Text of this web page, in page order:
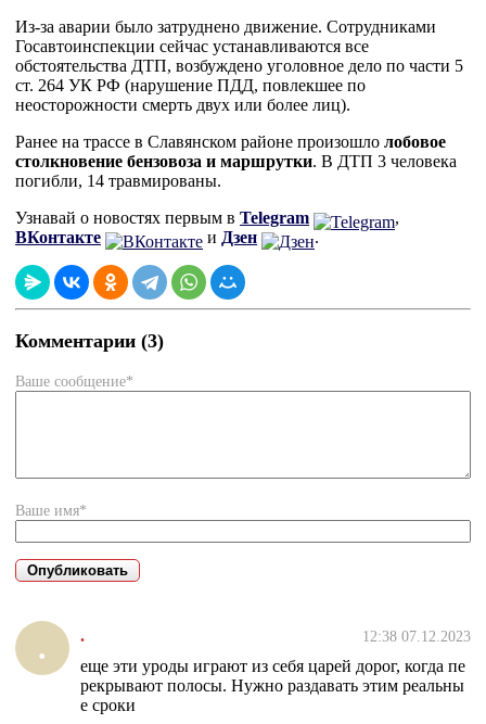
Из-за аварии было затруднено движение. Сотрудниками
Госавтоинспекции сейчас устанавливаются все
обстоятельства ДТП, возбуждено уголовное дело по части 5
ст. 264 УК РФ (нарушение ПДД, повлекшее по
неосторожности смерть двух или более лиц).
Ранее на трассе в Славянском районе произошло лобовое
столкновение бензовоза и маршрутки. В ДТП 3 человека
погибли, 14 травмированы.
Узнавай о новостях первым в Telegram
,
ВКонтакте
и Дзен .
Комментарии (3)
Ваше сообщение*
Ваше имя*
. . 12:38 07.12.2023
еще эти уроды играют из себя царей дорог, когда пе
рекрывают полосы. Нужно раздавать этим реальны
е сроки